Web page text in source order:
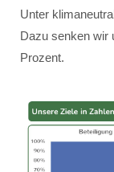
Unter
Dazu senken wir
Prozent.